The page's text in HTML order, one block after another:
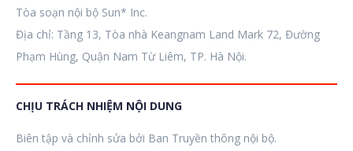
Tòa soạn nội bộ Sun* Inc.
Địa chỉ: Tầng 13, Tòa nhà Keangnam Land Mark 72, Đường
Phạm Hùng, Quận Nam Từ Liêm, TP. Hà Nội.
CHỊU TRÁCH NHIỆM NỘI DUNG
Biên tập và chỉnh sửa bởi Ban Truyền thông nội bộ.